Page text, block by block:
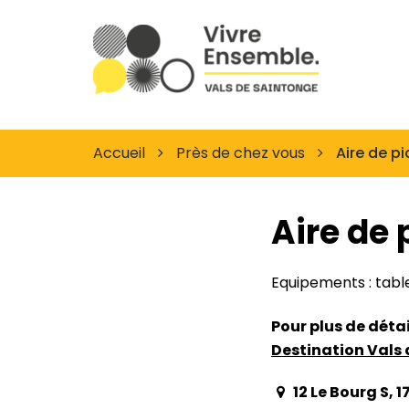
Site
officiel
Vals
de
Accueil Près de chez vous Aire de
Aire de
Equipements :
Pour plus de
Destination Vals
12 Le Bourg S,